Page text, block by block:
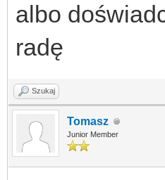
albo
radę
Szukaj
Tomasz
Junior Member